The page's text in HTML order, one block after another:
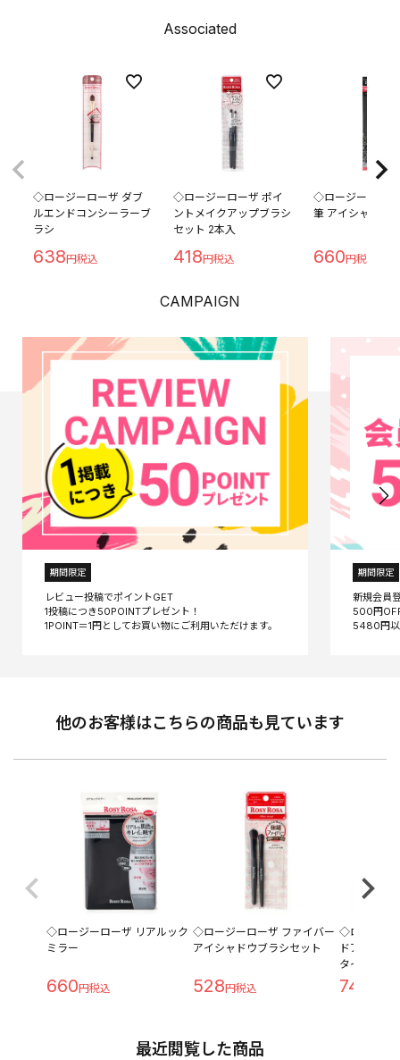
Associated
◇ロージーローザ ダブ
ルエンドコンシーラーブ
ラシ
638
◇ロージーローザ ポイ
ントメイクアップブラシ
セット 2本入
418
◇ロージーロー
筆 アイシャドウ
660
CAMPAIGN
期間限定
レビュー投稿でポイントGET
1投稿につき50POINTプレゼント！
期間限定
新規会員
500円
他のお客様はこちらの商品も見ています
◇ロージーローザ リアルック
ミラー
660
◇ロージーローザ ファイバー
アイシャドウブラシセット
528
◇ロージー
ドアイブロ
タイプ
748
最近閲覧した商品